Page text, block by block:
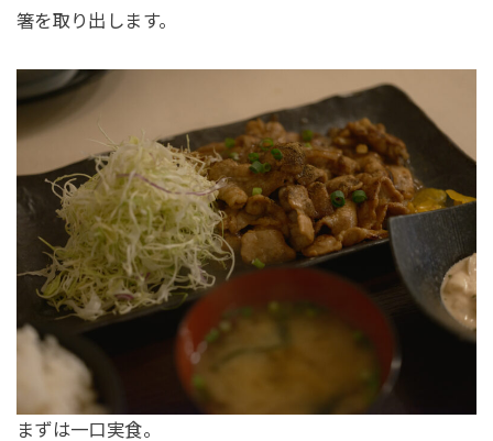
箸を取り出します。
まずは一口実食。